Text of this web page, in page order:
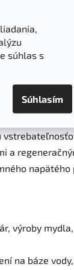
súhlas s
Súhlasím
farbu a
proti
procesy
sú dlhodobo
a
napätého
výroby
na báze vody,